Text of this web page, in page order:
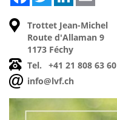
Trottet Jean-Michel
Route d'Allaman 9
1173 Féchy
Tel.
+41 21 808 63 60
info@lvf.ch